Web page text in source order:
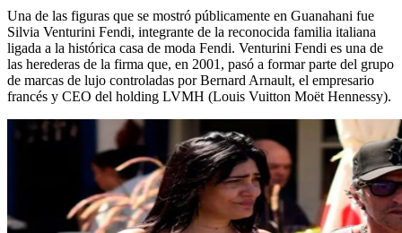
Una de las figuras que se mostró públicamente en Guanahani fue
Silvia Venturini Fendi, integrante de la reconocida familia italiana
ligada a la histórica casa de moda Fendi. Venturini Fendi es una de
las herederas de la firma que, en 2001, pasó a formar parte del grupo
de marcas de lujo controladas por Bernard Arnault, el empresario
francés y CEO del holding LVMH (Louis Vuitton Moët Hennessy).